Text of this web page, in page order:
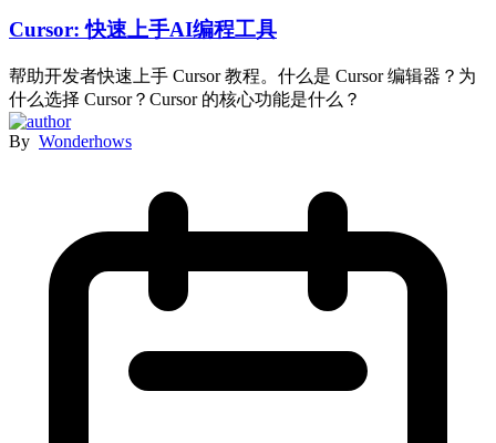
Cursor: 快速上手AI编程工具
帮助开发者快速上手 Cursor 教程。什么是 Cursor 编辑器？为
什么选择 Cursor？Cursor 的核心功能是什么？
By Wonderhows